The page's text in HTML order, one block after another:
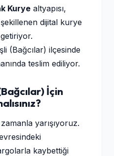
Kurye altyapısı,
dijital kurye
(Bağcılar) ilçesinde
teslim ediliyor.
İçin
yarışıyoruz.
kaybettiği